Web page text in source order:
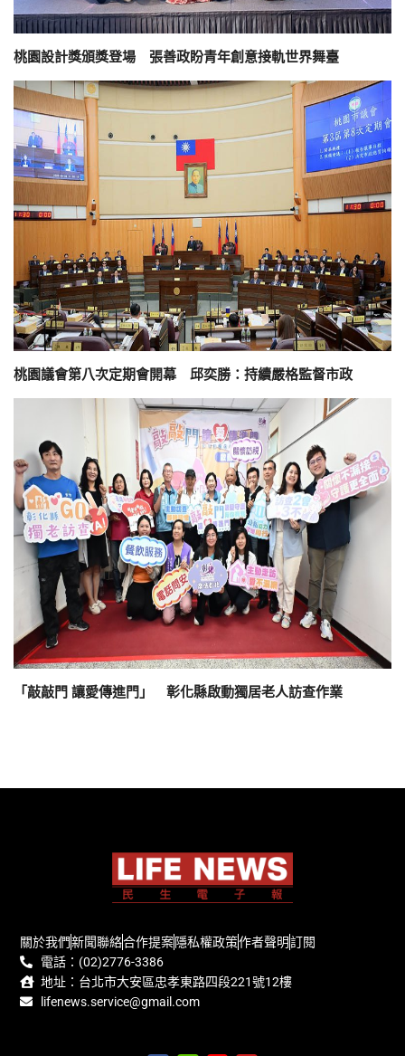
桃園設計獎頒獎登場 張善政盼青年創意接軌世界舞臺
桃園議會第八次定期會開幕 邱奕勝：持續嚴格監督市政
「敲敲門 讓愛傳進門」 彰化縣啟動獨居老人訪查作業
關於我們新聞聯絡合作提案隱私權政策作者聲明訂閱
電話：(02)2776-3386
地址：台北市大安區忠孝東路四段221號12樓
lifenews.service@gmail.com